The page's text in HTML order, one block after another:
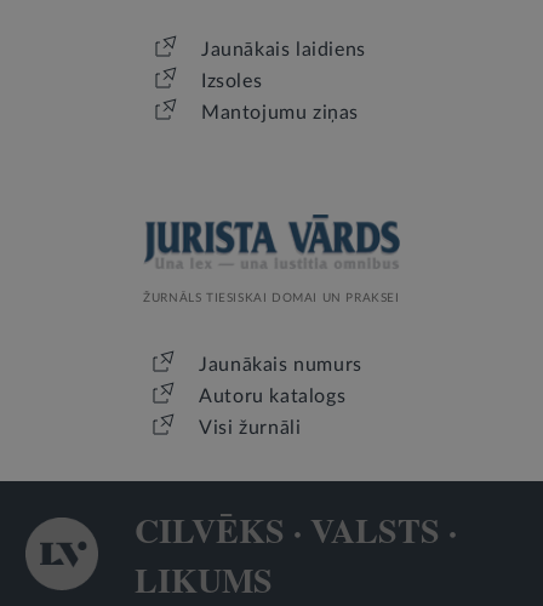
Jaunākais laidiens
Izsoles
Mantojumu ziņas
ŽURNĀLS TIESISKAI DOMAI UN PRAKSEI
Jaunākais numurs
Autoru katalogs
Visi žurnāli
CILVĒKS · VALSTS ·
LIKUMS